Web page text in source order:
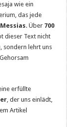
wie ein
das jede
. Über 700
dieser Text nicht
sondern lehrt uns
erfüllte
, der uns einlädt,
Artikel